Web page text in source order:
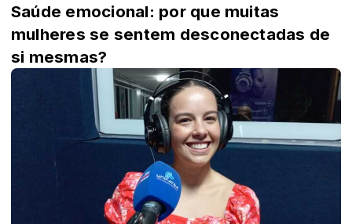
Saúde emocional: por que muitas
mulheres se sentem desconectadas de
si mesmas?